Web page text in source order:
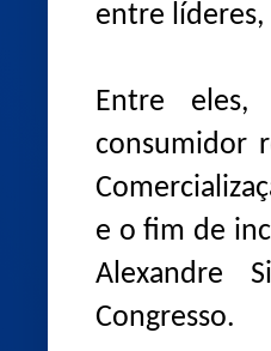
entre líderes,
Entre
consumidor
e o fim de
Alexandre
Congresso.